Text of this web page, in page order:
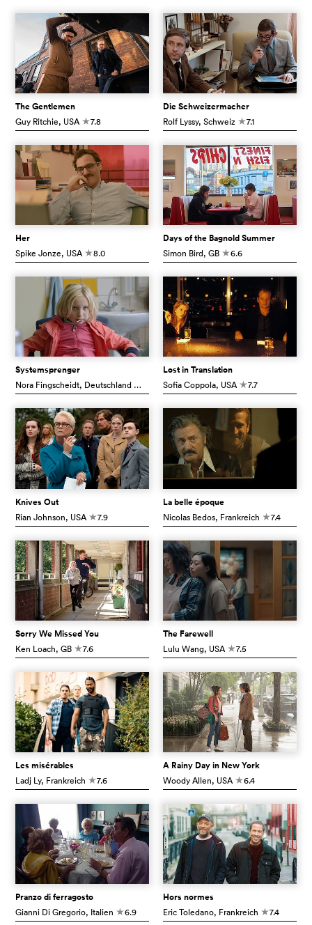
The Gentlemen
Guy Ritchie, USA c7.8
Die Schweizermacher
Rolf Lyssy, Schweiz c7.1
Her
Spike Jonze, USA c8.0
Days of the Bagnold Summer
Simon Bird, GB c6.6
Systemsprenger
Nora Fingscheidt, Deutschland c
Lost in Translation
Sofia Coppola, USA c7.7
Knives Out
Rian Johnson, USA c7.9
La belle époque
Nicolas Bedos, Frankreich c7.4
Sorry We Missed You
Ken Loach, GB c7.6
The Farewell
Lulu Wang, USA c7.5
Les misérables
Ladj Ly, Frankreich c7.6
A Rainy Day in New York
Woody Allen, USA c6.4
Pranzo di ferragosto
Gianni Di Gregorio, Italien c6.9
Hors normes
Eric Toledano, Frankreich c7.4